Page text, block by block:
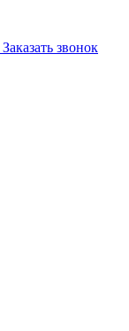
Заказать звонок